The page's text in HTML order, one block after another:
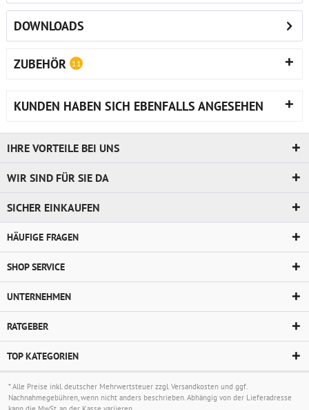
DOWNLOADS
ZUBEHÖR 11
KUNDEN HABEN SICH EBENFALLS ANGESEHEN
IHRE VORTEILE BEI UNS
WIR SIND FÜR SIE DA
SICHER EINKAUFEN
HÄUFIGE FRAGEN
SHOP SERVICE
UNTERNEHMEN
RATGEBER
TOP KATEGORIEN
* Alle Preise inkl. deutscher Mehrwertsteuer zzgl.Versandkosten und ggf.
Nachnahmegebühren, wenn nicht anders beschrieben. Abhängig von der Lieferadresse